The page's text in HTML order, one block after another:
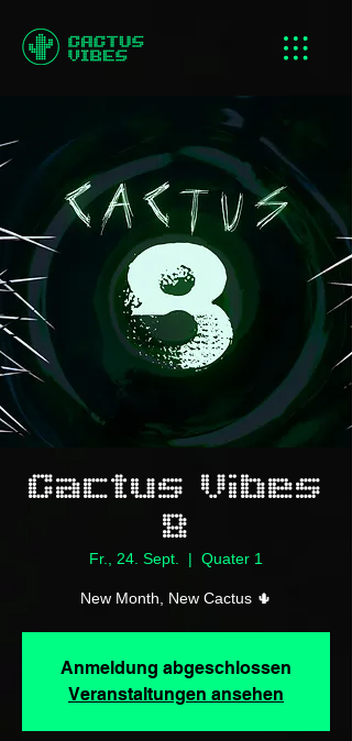
Cactus Vibes
8
Fr., 24. Sept.
  |
Quater 1
New Month, New Cactus 🌵
Anmeldung abgeschlossen
Veranstaltungen ansehen